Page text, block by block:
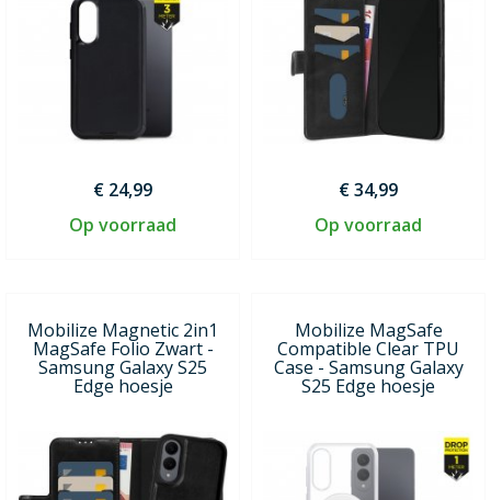
€ 24,99
Op voorraad
€ 34,99
Op voorraad
Mobilize Magnetic 2in1
MagSafe Folio Zwart -
Samsung Galaxy S25
Edge hoesje
Mobilize MagSafe
Compatible Clear TPU
Case - Samsung Galaxy
S25 Edge hoesje